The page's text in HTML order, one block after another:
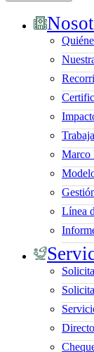
Marco
Línea